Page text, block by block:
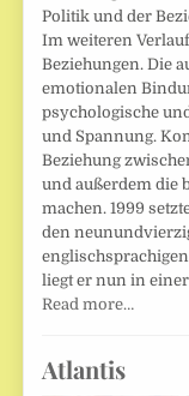
Politik und der
Im weiteren
Beziehungen. Die
emotionalen
psychologische
und Spannung.
Beziehung
und außerdem die
machen. 1999
den
liegt er nun in
Read more…
Atlantis